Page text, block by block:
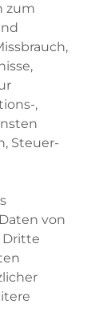
zum
,
Steuer-
von
Dritte